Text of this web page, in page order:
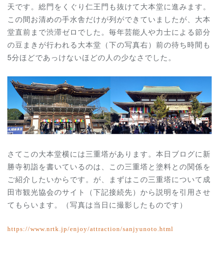
天です。総門をくぐり仁王門も抜けて大本堂に進みます。
この間お清めの手水舎だけが列ができていましたが、大本
堂直前まで渋滞ゼロでした。毎年芸能人や力士による節分
の豆まきが行われる大本堂（下の写真右）前の待ち時間も
5分ほどであっけないほどの人の少なさでした。
さてこの大本堂横には三重塔があります。本日ブログに新
勝寺初詣を書いているのは、この三重塔と塗料との関係を
ご紹介したいからです。が、まずはこの三重塔について成
田市観光協会のサイト（下記接続先）から説明を引用させ
てもらいます。（写真は当日に撮影したものです）
https://www.nrtk.jp/enjoy/attraction/sanjyunoto.html